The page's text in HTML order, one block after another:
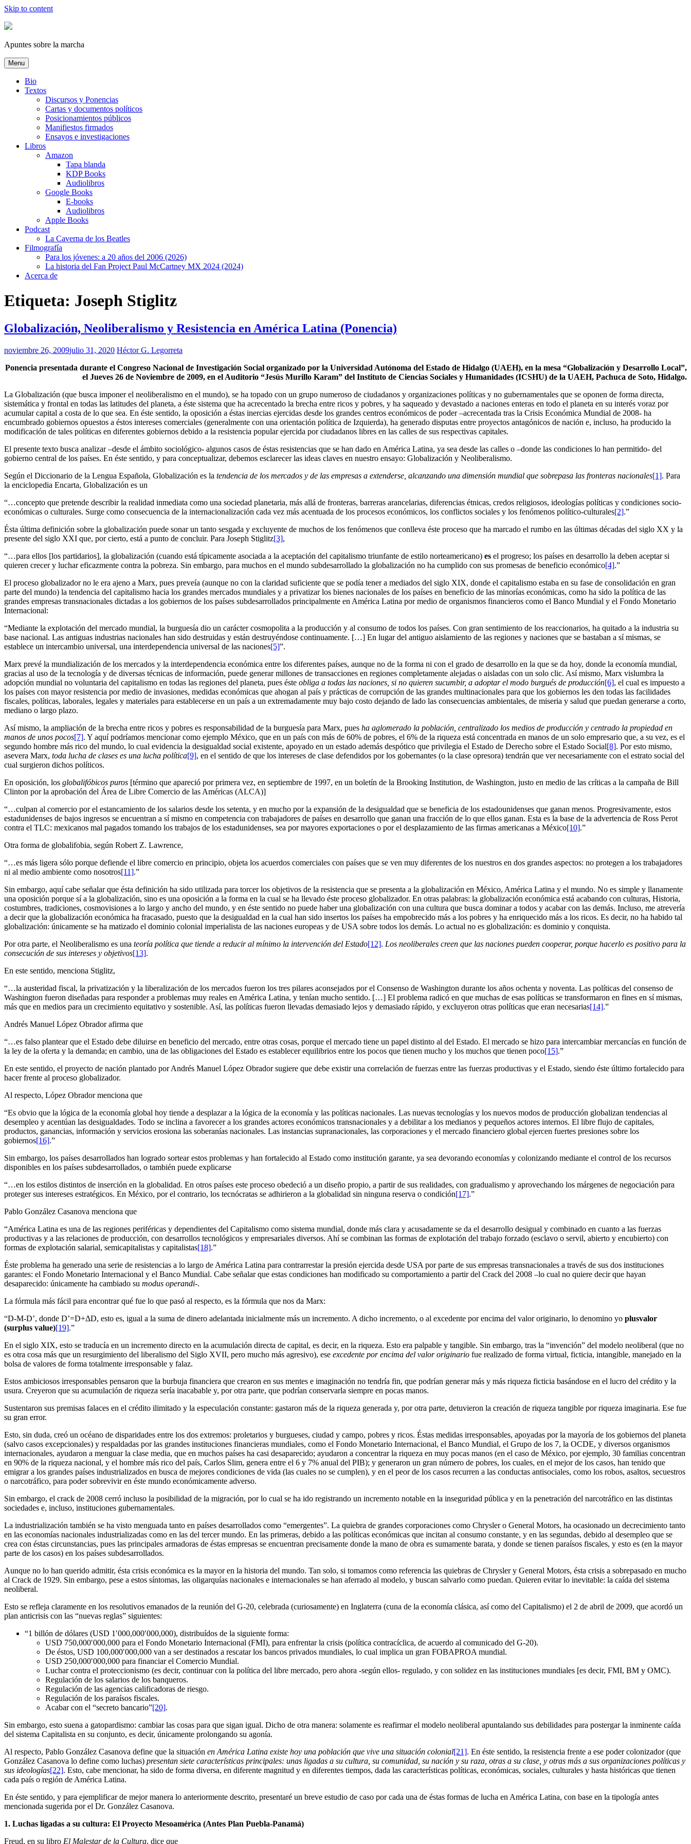
Skip to content
Apuntes sobre la marcha
Menu
Bio
Textos
Discursos y Ponencias
Cartas y documentos políticos
Posicionamientos públicos
Manifiestos firmados
Ensayos e investigaciones
Libros
Amazon
Tapa blanda
KDP Books
Audiolibros
Google Books
E-books
Audiolibros
Apple Books
Podcast
La Caverna de los Beatles
Filmografía
Para los jóvenes: a 20 años del 2006 (2026)
La historia del Fan Project Paul McCartney MX 2024 (2024)
Acerca de
Etiqueta: Joseph Stiglitz
Globalización, Neoliberalismo y Resistencia en América Latina (Ponencia)
noviembre 26, 2009julio 31, 2020 Héctor G. Legorreta
Ponencia presentada durante el Congreso Nacional de Investigación Social organizado por la Universidad Autónoma del Estado de Hidalgo (UAEH), en la mesa “Globalización y Desarrollo Local”,
el Jueves 26 de Noviembre de 2009, en el Auditorio “Jesús Murillo Karam” del Instituto de Ciencias Sociales y Humanidades (ICSHU) de la UAEH, Pachuca de Soto, Hidalgo.
La Globalización (que busca imponer el neoliberalismo en el mundo), se ha topado con un grupo numeroso de ciudadanos y organizaciones políticas y no gubernamentales que se oponen de forma directa,
sistemática y frontal en todas las latitudes del planeta, a éste sistema que ha acrecentado la brecha entre ricos y pobres, y ha saqueado y devastado a naciones enteras en todo el planeta en su interés voraz por
acumular capital a costa de lo que sea. En éste sentido, la oposición a éstas inercias ejercidas desde los grandes centros económicos de poder –acrecentada tras la Crisis Económica Mundial de 2008- ha
encumbrado gobiernos opuestos a éstos intereses comerciales (generalmente con una orientación política de Izquierda), ha generado disputas entre proyectos antagónicos de nación e, incluso, ha producido la
modificación de tales políticas en diferentes gobiernos debido a la resistencia popular ejercida por ciudadanos libres en las calles de sus respectivas capitales.
El presente texto busca analizar –desde el ámbito sociológico- algunos casos de éstas resistencias que se han dado en América Latina, ya sea desde las calles o –donde las condiciones lo han permitido- del
gobierno central de los países. En éste sentido, y para conceptualizar, debemos esclarecer las ideas claves en nuestro ensayo: Globalización y Neoliberalismo.
Según el Diccionario de la Lengua Española, Globalización es la tendencia de los mercados y de las empresas a extenderse, alcanzando una dimensión mundial que sobrepasa las fronteras nacionales[1]. Para
la enciclopedia Encarta, Globalización es un
“…concepto que pretende describir la realidad inmediata como una sociedad planetaria, más allá de fronteras, barreras arancelarias, diferencias étnicas, credos religiosos, ideologías políticas y condiciones socio-
económicas o culturales. Surge como consecuencia de la internacionalización cada vez más acentuada de los procesos económicos, los conflictos sociales y los fenómenos político-culturales[2].”
Ésta última definición sobre la globalización puede sonar un tanto sesgada y excluyente de muchos de los fenómenos que conlleva éste proceso que ha marcado el rumbo en las últimas décadas del siglo XX y la
presente del siglo XXI que, por cierto, está a punto de concluir. Para Joseph Stiglitz[3],
“…para ellos [los partidarios], la globalización (cuando está típicamente asociada a la aceptación del capitalismo triunfante de estilo norteamericano) es el progreso; los países en desarrollo la deben aceptar si
quieren crecer y luchar eficazmente contra la pobreza. Sin embargo, para muchos en el mundo subdesarrollado la globalización no ha cumplido con sus promesas de beneficio económico[4].”
El proceso globalizador no le era ajeno a Marx, pues preveía (aunque no con la claridad suficiente que se podía tener a mediados del siglo XIX, donde el capitalismo estaba en su fase de consolidación en gran
parte del mundo) la tendencia del capitalismo hacia los grandes mercados mundiales y a privatizar los bienes nacionales de los países en beneficio de las minorías económicas, como ha sido la política de las
grandes empresas transnacionales dictadas a los gobiernos de los países subdesarrollados principalmente en América Latina por medio de organismos financieros como el Banco Mundial y el Fondo Monetario
Internacional:
“Mediante la explotación del mercado mundial, la burguesía dio un carácter cosmopolita a la producción y al consumo de todos los países. Con gran sentimiento de los reaccionarios, ha quitado a la industria su
base nacional. Las antiguas industrias nacionales han sido destruidas y están destruyéndose continuamente. […] En lugar del antiguo aislamiento de las regiones y naciones que se bastaban a sí mismas, se
establece un intercambio universal, una interdependencia universal de las naciones[5]”.
Marx prevé la mundialización de los mercados y la interdependencia económica entre los diferentes países, aunque no de la forma ni con el grado de desarrollo en la que se da hoy, donde la economía mundial,
gracias al uso de la tecnología y de diversas técnicas de información, puede generar millones de transacciones en regiones completamente alejadas o aisladas con un solo clic. Así mismo, Marx vislumbra la
adopción mundial no voluntaria del capitalismo en todas las regiones del planeta, pues éste obliga a todas las naciones, si no quieren sucumbir, a adoptar el modo burgués de producción[6], el cual es impuesto a
los países con mayor resistencia por medio de invasiones, medidas económicas que ahogan al país y prácticas de corrupción de las grandes multinacionales para que los gobiernos les den todas las facilidades
fiscales, políticas, laborales, legales y materiales para establecerse en un país a un extremadamente muy bajo costo dejando de lado las consecuencias ambientales, de miseria y salud que puedan generarse a corto,
mediano o largo plazo.
Así mismo, la ampliación de la brecha entre ricos y pobres es responsabilidad de la burguesía para Marx, pues ha aglomerado la población, centralizado los medios de producción y centrado la propiedad en
manos de unos pocos[7]. Y aquí podríamos mencionar como ejemplo México, que en un país con más de 60% de pobres, el 6% de la riqueza está concentrada en manos de un solo empresario que, a su vez, es el
segundo hombre más rico del mundo, lo cual evidencia la desigualdad social existente, apoyado en un estado además despótico que privilegia el Estado de Derecho sobre el Estado Social[8]. Por esto mismo,
asevera Marx, toda lucha de clases es una lucha política[9], en el sentido de que los intereses de clase defendidos por los gobernantes (o la clase opresora) tendrán que ver necesariamente con el estrato social del
cual surgieron dichos políticos.
En oposición, los globalifóbicos puros [término que apareció por primera vez, en septiembre de 1997, en un boletín de la Brooking Institution, de Washington, justo en medio de las críticas a la campaña de Bill
Clinton por la aprobación del Área de Libre Comercio de las Américas (ALCA)]
“…culpan al comercio por el estancamiento de los salarios desde los setenta, y en mucho por la expansión de la desigualdad que se beneficia de los estadounidenses que ganan menos. Progresivamente, estos
estadunidenses de bajos ingresos se encuentran a sí mismo en competencia con trabajadores de países en desarrollo que ganan una fracción de lo que ellos ganan. Esta es la base de la advertencia de Ross Perot
contra el TLC: mexicanos mal pagados tomando los trabajos de los estadunidenses, sea por mayores exportaciones o por el desplazamiento de las firmas americanas a México[10].”
Otra forma de globalifobia, según Robert Z. Lawrence,
“…es más ligera sólo porque defiende el libre comercio en principio, objeta los acuerdos comerciales con países que se ven muy diferentes de los nuestros en dos grandes aspectos: no protegen a los trabajadores
ni al medio ambiente como nosotros[11].”
Sin embargo, aquí cabe señalar que ésta definición ha sido utilizada para torcer los objetivos de la resistencia que se presenta a la globalización en México, América Latina y el mundo. No es simple y llanamente
una oposición porque sí a la globalización, sino es una oposición a la forma en la cual se ha llevado éste proceso globalizador. En otras palabras: la globalización económica está acabando con culturas, Historia,
costumbres, tradiciones, cosmovisiones a lo largo y ancho del mundo, y en éste sentido no puede haber una globalización con una cultura que busca dominar a todos y acabar con las demás. Incluso, me atrevería
a decir que la globalización económica ha fracasado, puesto que la desigualdad en la cual han sido insertos los países ha empobrecido más a los pobres y ha enriquecido más a los ricos. Es decir, no ha habido tal
globalización: únicamente se ha matizado el dominio colonial imperialista de las naciones europeas y de USA sobre todos los demás. Lo actual no es globalización: es dominio y conquista.
Por otra parte, el Neoliberalismo es una teoría política que tiende a reducir al mínimo la intervención del Estado[12]. Los neoliberales creen que las naciones pueden cooperar, porque hacerlo es positivo para la
consecución de sus intereses y objetivos[13].
En este sentido, menciona Stiglitz,
“…la austeridad fiscal, la privatización y la liberalización de los mercados fueron los tres pilares aconsejados por el Consenso de Washington durante los años ochenta y noventa. Las políticas del consenso de
Washington fueron diseñadas para responder a problemas muy reales en América Latina, y tenían mucho sentido. […] El problema radicó en que muchas de esas políticas se transformaron en fines en sí mismas,
más que en medios para un crecimiento equitativo y sostenible. Así, las políticas fueron llevadas demasiado lejos y demasiado rápido, y excluyeron otras políticas que eran necesarias[14].”
Andrés Manuel López Obrador afirma que
“…es falso plantear que el Estado debe diluirse en beneficio del mercado, entre otras cosas, porque el mercado tiene un papel distinto al del Estado. El mercado se hizo para intercambiar mercancías en función de
la ley de la oferta y la demanda; en cambio, una de las obligaciones del Estado es establecer equilibrios entre los pocos que tienen mucho y los muchos que tienen poco[15].”
En este sentido, el proyecto de nación plantado por Andrés Manuel López Obrador sugiere que debe existir una correlación de fuerzas entre las fuerzas productivas y el Estado, siendo éste último fortalecido para
hacer frente al proceso globalizador.
Al respecto, López Obrador menciona que
“Es obvio que la lógica de la economía global hoy tiende a desplazar a la lógica de la economía y las políticas nacionales. Las nuevas tecnologías y los nuevos modos de producción globalizan tendencias al
desempleo y acentúan las desigualdades. Todo se inclina a favorecer a los grandes actores económicos transnacionales y a debilitar a los medianos y pequeños actores internos. El libre flujo de capitales,
productos, ganancias, información y servicios erosiona las soberanías nacionales. Las instancias supranacionales, las corporaciones y el mercado financiero global ejercen fuertes presiones sobre los
gobiernos[16].”
Sin embargo, los países desarrollados han logrado sortear estos problemas y han fortalecido al Estado como institución garante, ya sea devorando economías y colonizando mediante el control de los recursos
disponibles en los países subdesarrollados, o también puede explicarse
“…en los estilos distintos de inserción en la globalidad. En otros países este proceso obedeció a un diseño propio, a partir de sus realidades, con gradualismo y aprovechando los márgenes de negociación para
proteger sus intereses estratégicos. En México, por el contrario, los tecnócratas se adhirieron a la globalidad sin ninguna reserva o condición[17].”
Pablo González Casanova menciona que
“América Latina es una de las regiones periféricas y dependientes del Capitalismo como sistema mundial, donde más clara y acusadamente se da el desarrollo desigual y combinado en cuanto a las fuerzas
productivas y a las relaciones de producción, con desarrollos tecnológicos y empresariales diversos. Ahí se combinan las formas de explotación del trabajo forzado (esclavo o servil, abierto y encubierto) con
formas de explotación salarial, semicapitalistas y capitalistas[18].”
Éste problema ha generado una serie de resistencias a lo largo de América Latina para contrarrestar la presión ejercida desde USA por parte de sus empresas transnacionales a través de sus dos instituciones
garantes: el Fondo Monetario Internacional y el Banco Mundial. Cabe señalar que estas condiciones han modificado su comportamiento a partir del Crack del 2008 –lo cual no quiere decir que hayan
desaparecido: únicamente ha cambiado su modus operandi-.
La fórmula más fácil para encontrar qué fue lo que pasó al respecto, es la fórmula que nos da Marx:
“D-M-D’, donde D’=D+ΔD, esto es, igual a la suma de dinero adelantada inicialmente más un incremento. A dicho incremento, o al excedente por encima del valor originario, lo denomino yo plusvalor
(surplus value)[19].”
En el siglo XIX, esto se traducía en un incremento directo en la acumulación directa de capital, es decir, en la riqueza. Esto era palpable y tangible. Sin embargo, tras la “invención” del modelo neoliberal (que no
es otra cosa más que un resurgimiento del liberalismo del Siglo XVII, pero mucho más agresivo), ese excedente por encima del valor originario fue realizado de forma virtual, ficticia, intangible, manejado en la
bolsa de valores de forma totalmente irresponsable y falaz.
Estos ambiciosos irresponsables pensaron que la burbuja financiera que crearon en sus mentes e imaginación no tendría fin, que podrían generar más y más riqueza ficticia basándose en el lucro del crédito y la
usura. Creyeron que su acumulación de riqueza sería inacabable y, por otra parte, que podrían conservarla siempre en pocas manos.
Sustentaron sus premisas falaces en el crédito ilimitado y la especulación constante: gastaron más de la riqueza generada y, por otra parte, detuvieron la creación de riqueza tangible por riqueza imaginaria. Ese fue
su gran error.
Esto, sin duda, creó un océano de disparidades entre los dos extremos: proletarios y burgueses, ciudad y campo, pobres y ricos. Éstas medidas irresponsables, apoyadas por la mayoría de los gobiernos del planeta
(salvo casos excepcionales) y respaldadas por las grandes instituciones financieras mundiales, como el Fondo Monetario Internacional, el Banco Mundial, el Grupo de los 7, la OCDE, y diversos organismos
internacionales, ayudaron a menguar la clase media, que en muchos países ha casi desaparecido; ayudaron a concentrar la riqueza en muy pocas manos (en el caso de México, por ejemplo, 30 familias concentran
en 90% de la riqueza nacional, y el hombre más rico del país, Carlos Slim, genera entre el 6 y 7% anual del PIB); y generaron un gran número de pobres, los cuales, en el mejor de los casos, han tenido que
emigrar a los grandes países industrializados en busca de mejores condiciones de vida (las cuales no se cumplen), y en el peor de los casos recurren a las conductas antisociales, como los robos, asaltos, secuestros
o narcotráfico, para poder sobrevivir en éste mundo económicamente adverso.
Sin embargo, el crack de 2008 cerró incluso la posibilidad de la migración, por lo cual se ha ido registrando un incremento notable en la inseguridad pública y en la penetración del narcotráfico en las distintas
sociedades e, incluso, instituciones gubernamentales.
La industrialización también se ha visto menguada tanto en países desarrollados como “emergentes”. La quiebra de grandes corporaciones como Chrysler o General Motors, ha ocasionado un decrecimiento tanto
en las economías nacionales industrializadas como en las del tercer mundo. En las primeras, debido a las políticas económicas que incitan al consumo constante, y en las segundas, debido al desempleo que se
crea con éstas circunstancias, pues las principales armadoras de éstas empresas se encuentran precisamente donde la mano de obra es sumamente barata, y donde se tienen paraísos fiscales, y esto es (en la mayor
parte de los casos) en los países subdesarrollados.
Aunque no lo han querido admitir, ésta crisis económica es la mayor en la historia del mundo. Tan solo, si tomamos como referencia las quiebras de Chrysler y General Motors, ésta crisis a sobrepasado en mucho
al Crack de 1929. Sin embargo, pese a estos síntomas, las oligarquías nacionales e internacionales se han aferrado al modelo, y buscan salvarlo como puedan. Quieren evitar lo inevitable: la caída del sistema
neoliberal.
Esto se refleja claramente en los resolutivos emanados de la reunión del G-20, celebrada (curiosamente) en Inglaterra (cuna de la economía clásica, así como del Capitalismo) el 2 de abril de 2009, que acordó un
plan anticrisis con las “nuevas reglas” siguientes:
“1 billón de dólares (USD 1′000,000′000,000), distribuídos de la siguiente forma:
USD 750,000′000,000 para el Fondo Monetario Internacional (FMI), para enfrentar la crisis (política contracíclica, de acuerdo al comunicado del G-20).
De éstos, USD 100,000′000,000 van a ser destinados a rescatar los bancos privados mundiales, lo cual implica un gran FOBAPROA mundial.
USD 250,000′000,000 para financiar el Comercio Mundial.
Luchar contra el proteccionismo (es decir, continuar con la política del libre mercado, pero ahora -según ellos- regulado, y con solidez en las instituciones mundiales [es decir, FMI, BM y OMC).
Regulación de los salarios de los banqueros.
Regulación de las agencias calificadoras de riesgo.
Regulación de los paraísos fiscales.
Acabar con el “secreto bancario”[20].
Sin embargo, esto suena a gatopardismo: cambiar las cosas para que sigan igual. Dicho de otra manera: solamente es reafirmar el modelo neoliberal apuntalando sus debilidades para postergar la inminente caída
del sistema Capitalista en su conjunto, es decir, únicamente prolongando su agonía.
Al respecto, Pablo González Casanova define que la situación en América Latina existe hoy una población que vive una situación colonial[21]. En éste sentido, la resistencia frente a ese poder colonizador (que
González Casanova lo define como luchas) presentan siete características principales: unas ligadas a su cultura, su comunidad, su nación y su raza, otras a su clase, y otras más a sus organizaciones políticas y
sus ideologías[22]. Esto, cabe mencionar, ha sido de forma diversa, en diferente magnitud y en diferentes tiempos, dada las características políticas, económicas, sociales, culturales y hasta históricas que tienen
cada país o región de América Latina.
En éste sentido, y para ejemplificar de mejor manera lo anteriormente descrito, presentaré un breve estudio de caso por cada una de éstas formas de lucha en América Latina, con base en la tipología antes
mencionada sugerida por el Dr. González Casanova.
1. Luchas ligadas a su cultura: El Proyecto Mesoamérica (Antes Plan Puebla-Panamá)
Freud, en su libro El Malestar de la Cultura, dice que